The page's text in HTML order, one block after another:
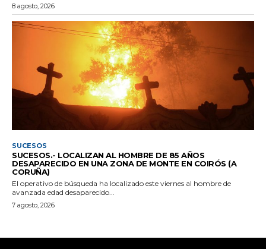
8 agosto, 2026
SUCESOS
SUCESOS.- LOCALIZAN AL HOMBRE DE 85 AÑOS
DESAPARECIDO EN UNA ZONA DE MONTE EN COIRÓS (A
CORUÑA)
El operativo de búsqueda ha localizado este viernes al hombre de
avanzada edad desaparecido...
7 agosto, 2026